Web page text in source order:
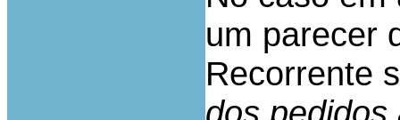
um parecer
Recorrente